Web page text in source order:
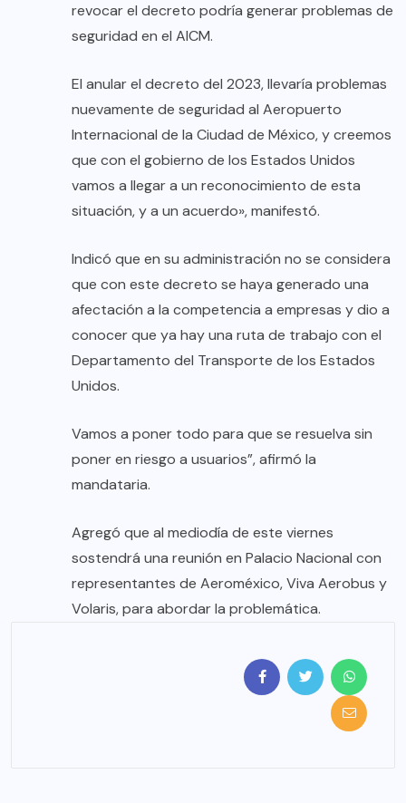
revocar el decreto podría generar problemas de
seguridad en el AICM.
El anular el decreto del 2023, llevaría problemas
nuevamente de seguridad al Aeropuerto
Internacional de la Ciudad de México, y creemos
que con el gobierno de los Estados Unidos
vamos a llegar a un reconocimiento de esta
situación, y a un acuerdo», manifestó.
Indicó que en su administración no se considera
que con este decreto se haya generado una
afectación a la competencia a empresas y dio a
conocer que ya hay una ruta de trabajo con el
Departamento del Transporte de los Estados
Unidos.
Vamos a poner todo para que se resuelva sin
poner en riesgo a usuarios”, afirmó la
mandataria.
Agregó que al mediodía de este viernes
sostendrá una reunión en Palacio Nacional con
representantes de Aeroméxico, Viva Aerobus y
Volaris, para abordar la problemática.